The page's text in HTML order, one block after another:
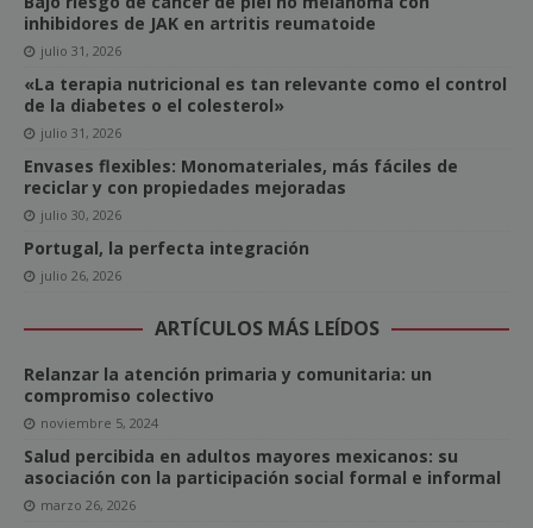
inhibidores de JAK en artritis reumatoide
julio 31, 2026
«La terapia nutricional es tan relevante como el control
de la diabetes o el colesterol»
julio 31, 2026
Envases flexibles: Monomateriales, más fáciles de
reciclar y con propiedades mejoradas
julio 30, 2026
Portugal, la perfecta integración
julio 26, 2026
ARTÍCULOS MÁS LEÍDOS
Relanzar la atención primaria y comunitaria: un
compromiso colectivo
noviembre 5, 2024
Salud percibida en adultos mayores mexicanos: su
asociación con la participación social formal e informal
marzo 26, 2026